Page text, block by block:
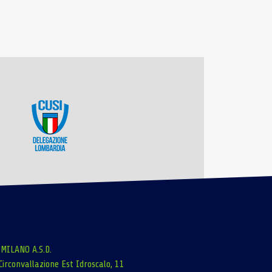
A.S.D.
Est Idroscalo, 11